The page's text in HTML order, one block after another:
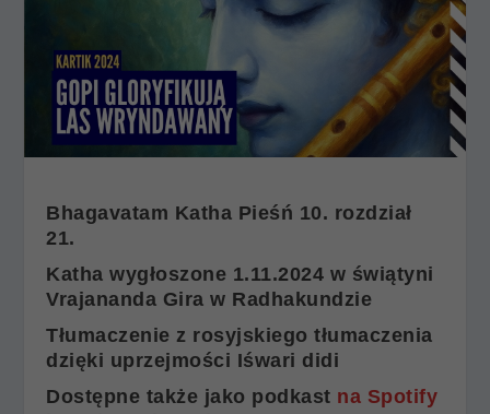
Bhagavatam Katha Pieśń 10. rozdział
21.
Katha wygłoszone 1.11.2024 w świątyni
Vrajananda Gira w Radhakundzie
Tłumaczenie z rosyjskiego tłumaczenia
dzięki uprzejmości Iśwari didi
Dostępne także jako podkast na Spotify